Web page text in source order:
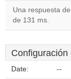
Una respuesta
de 131 ms.
Configuración
Date: --